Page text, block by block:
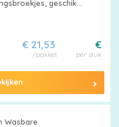
geschikt
Meerkleurig-3, maat
€
per stuk
€ 21,53
/pakket
Wasbare